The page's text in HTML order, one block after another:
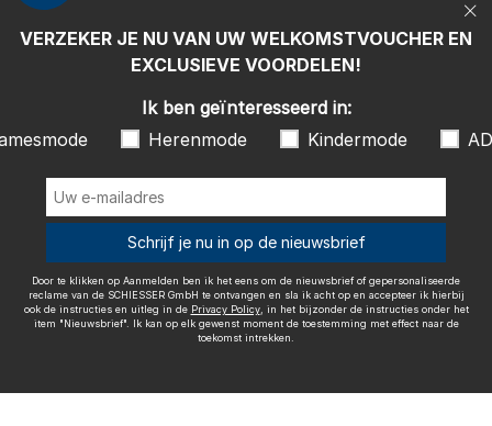
Ik ben geïnteresseerd in:
Damesmode
Herenmode
Kindermode
Door te klikken op Aanmelden ben ik het eens om de nieuwsbrief of
gepersonaliseerde reclame van de SCHIESSER GmbH te ontvangen en
"Nieuwsbrief". Ik kan op elk gewenst moment de toestemming met
effect naar de toekomst intrekken.
Wij bezorgen met
Colofon Algemene voorwaarden
Herroepingsrecht
VERZEKER JE NU VAN UW WELKOMSTVOUCHER EN
EXCLUSIEVE VOORDELEN!
Ik ben geïnteresseerd in:
Herenmode Kindermode
Schrijf je nu in op de nieuwsbrief
Door te klikken op Aanmelden ben ik het eens om de nieuwsbrief of gepersonaliseerde
reclame van de SCHIESSER GmbH te ontvangen en sla ik acht op en accepteer ik hierbij
ook de instructies en uitleg in de Privacy Policy, in het bijzonder de instructies onder het
item "Nieuwsbrief". Ik kan op elk gewenst moment de toestemming met effect naar de
toekomst intrekken.